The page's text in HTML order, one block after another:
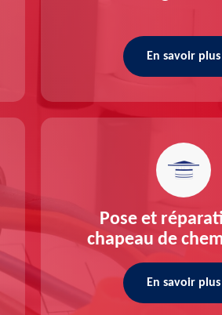
En savoir plus
Pose et
chapeau de
En savoir plus